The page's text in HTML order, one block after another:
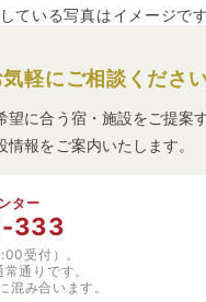
ている写真はイメージです
気軽にご相談ください
に合う宿・施設をご提案
報をご案内いたします。
ター
333
受付）。
通りです。
混み合います。